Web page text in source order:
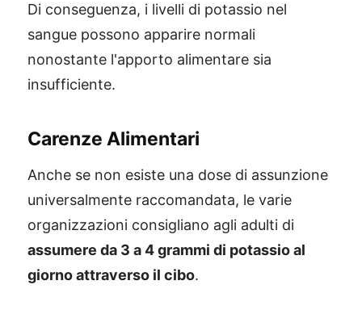
Di conseguenza, i livelli di potassio nel
sangue possono apparire normali
nonostante l'apporto alimentare sia
insufficiente.
Carenze Alimentari
Anche se non esiste una dose di assunzione
universalmente raccomandata, le varie
organizzazioni consigliano agli adulti di
assumere da 3 a 4 grammi di potassio al
giorno attraverso il cibo.